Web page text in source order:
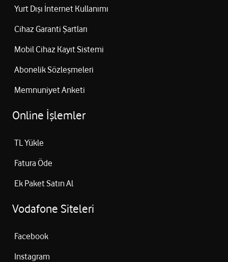
Yurt Dışı İnternet Kullanımı
Cihaz Garanti Şartları
Mobil Cihaz Kayıt Sistemi
Abonelik Sözleşmeleri
Memnuniyet Anketi
Online İşlemler
TL Yükle
Fatura Öde
Ek Paket Satın Al
Vodafone Siteleri
Facebook
Instagram